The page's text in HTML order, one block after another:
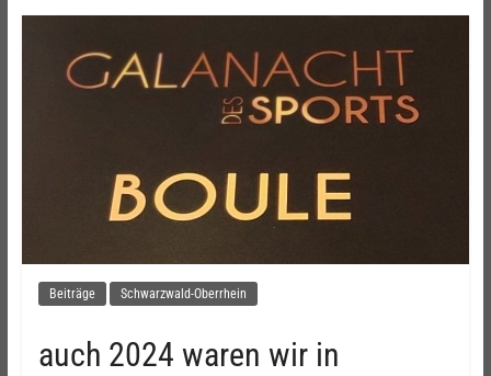
Beiträge Schwarzwald-Oberrhein
auch 2024 waren wir in